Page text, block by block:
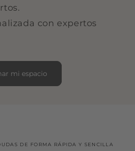
con expertos
mi espacio
DE FORMA RÁPIDA Y SENCILLA